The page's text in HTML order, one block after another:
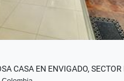
CASA EN ENVIGADO,